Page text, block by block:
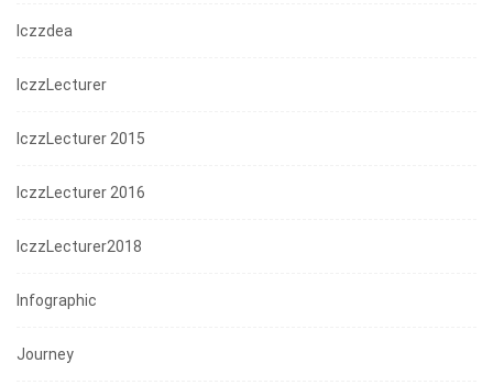
Iczzdea
IczzLecturer
IczzLecturer 2015
IczzLecturer 2016
IczzLecturer2018
Infographic
Journey